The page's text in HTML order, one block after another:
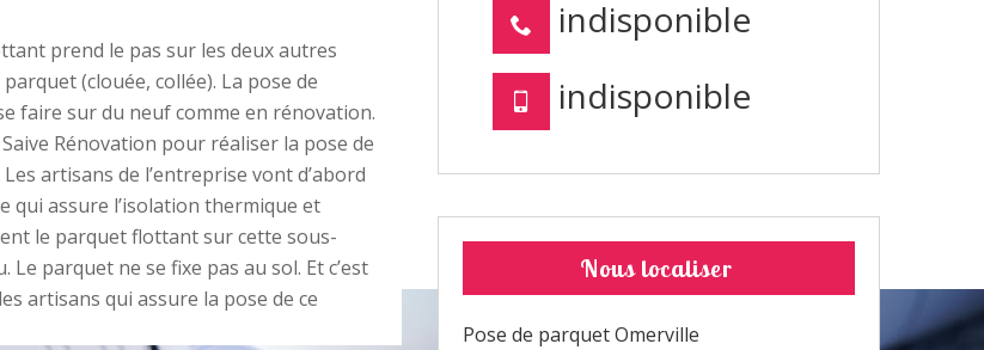
prend le pas sur les deux autres
(clouée, collée). La pose de
faire sur du neuf comme en rénovation.
Rénovation pour réaliser la pose de
artisans de l’entreprise vont d’abord
qui assure l’isolation thermique et
le parquet flottant sur cette sous-
Le parquet ne se fixe pas au sol. Et c’est
artisans qui assure la pose de ce
indisponible
indisponible
Nous localiser
Pose de parquet Omerville